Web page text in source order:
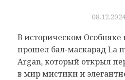
В историческом Особняке
прошел бал-маскарад La
Argan, который открыл
в мир мистики и